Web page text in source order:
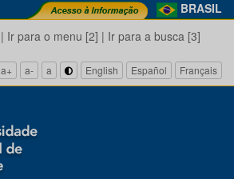
BRASIL
| Ir para o menu [2] | Ir para a busca [3]
a+ a- a English Español Français